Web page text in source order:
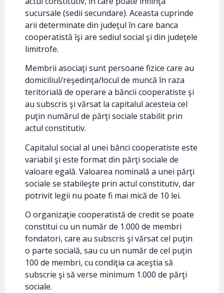
sucursale (sedii secundare). Aceasta cuprinde
arii determinate din judeţul în care banca
cooperatistă îşi are sediul social şi din judeţele
limitrofe.
Membrii asociaţi sunt persoane fizice care au
domiciliul/reşedinţa/locul de muncă în raza
teritorială de operare a băncii cooperatiste şi
au subscris şi vărsat la capitalul acesteia cel
puţin numărul de părţi sociale stabilit prin
actul constitutiv.
Capitalul social al unei bănci cooperatiste este
variabil şi este format din părţi sociale de
valoare egală. Valoarea nominală a unei părţi
sociale se stabileşte prin actul constitutiv, dar
potrivit legii nu poate fi mai mică de 10 lei.
O organizaţie cooperatistă de credit se poate
constitui cu un număr de 1.000 de membri
fondatori, care au subscris şi vărsat cel puţin
o parte socială, sau cu un număr de cel puţin
100 de membri, cu condiţia ca aceştia să
subscrie şi să verse minimum 1.000 de părţi
sociale.